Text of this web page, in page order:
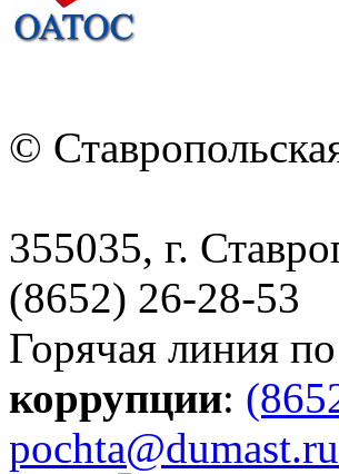
©
355035, г.
(8652) 26-28-53
Горячая линия
коррупции:
pochta@dumast.ru